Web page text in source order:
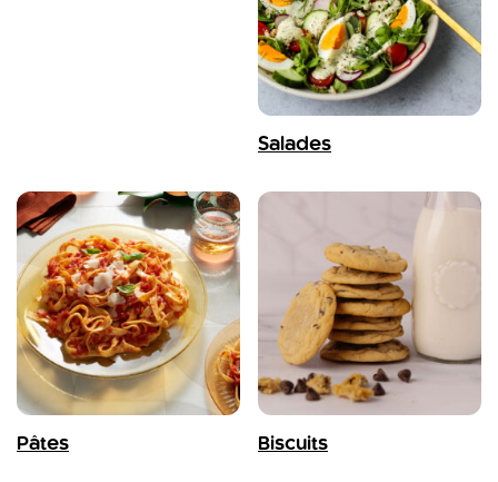
Salades
Pâtes Biscuits